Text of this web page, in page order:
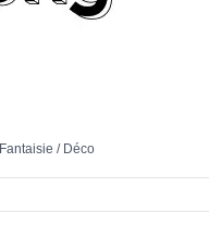
Fantaisie / Déco